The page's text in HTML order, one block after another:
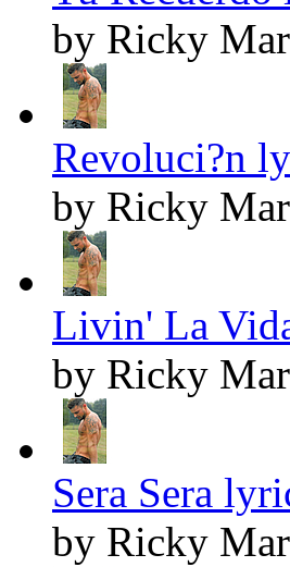
by Ricky
Revoluci?n
by Ricky
Livin' La
by Ricky
Sera Sera
by Ricky